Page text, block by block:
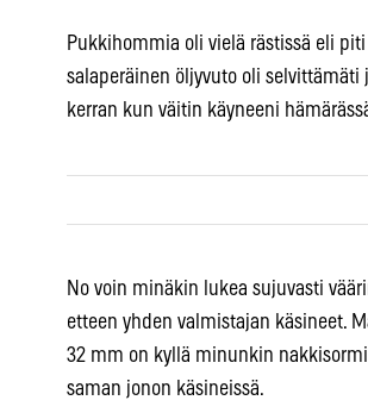
Pukkihommia oli vielä rästissä eli
salaperäinen öljyvuto oli
kerran kun väitin käyneeni
No voin minäkin lukea sujuvasti
etteen yhden valmistajan käsineet.
32 mm on kyllä minunkin
saman jonon käsineissä.